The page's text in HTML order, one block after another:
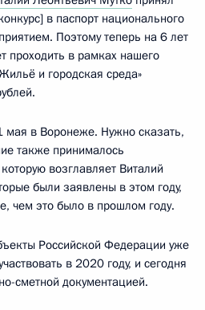
в паспорт национального
Поэтому теперь на 6 лет
проходить в рамках нашего
и городская среда»
мая в Воронеже. Нужно сказать,
также принималось
возглавляет Виталий
были заявлены в этом году,
чем это было в прошлом году.
Российской Федерации уже
в 2020 году, и сегодня
сметной документацией.